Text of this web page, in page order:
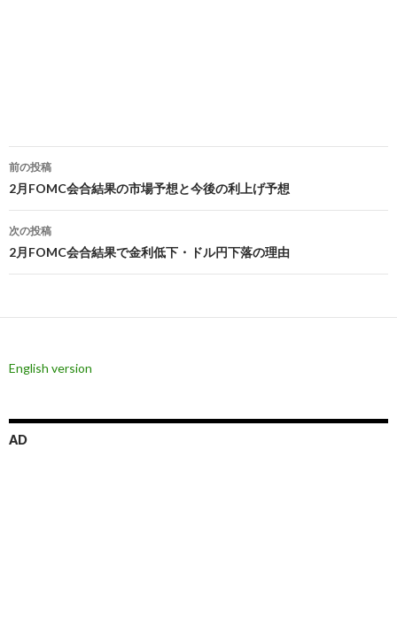
投
稿
ナ
ビ
ゲ
ー
ョ
前の投稿
2月FOMC会合結果の市場予想と今後の利上げ予想
次の投稿
2月FOMC会合結果で金利低下・ドル円下落の理由
English version
AD